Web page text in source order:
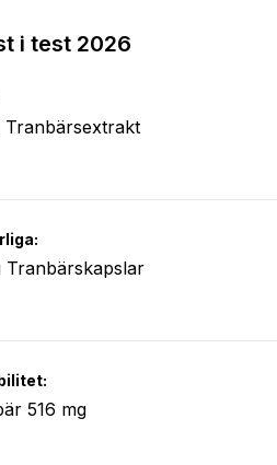
i test 2026
Tranbärsextrakt
Tranbärskapslar
516 mg